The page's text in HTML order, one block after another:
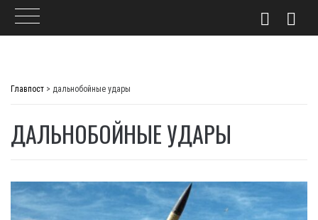
Главпост > дальнобойные удары
ДАЛЬНОБОЙНЫЕ УДАРЫ